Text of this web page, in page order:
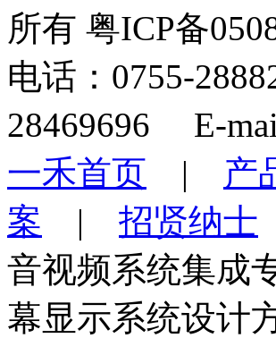
所有 粤ICP备
电话：0755-
28469696 E-
一禾首页 | 产
案 | 招贤纳士
音视频系统集成
幕显示系统设计